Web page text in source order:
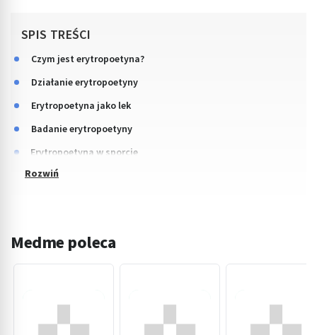
SPIS TREŚCI
Czym jest erytropoetyna?
Działanie erytropoetyny
Erytropoetyna jako lek
Badanie erytropoetyny
Erytropoetyna w sporcie
Medme poleca